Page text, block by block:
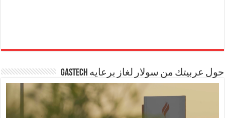
حول عربيتك من سولار لغاز برعايه GASTECH